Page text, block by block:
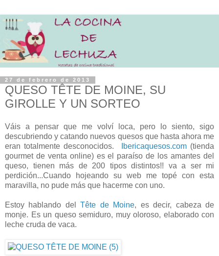
27 de febrero de 2013
QUESO TÊTE DE MOINE, SU
GIROLLE Y UN SORTEO
Váis a pensar que me volví loca, pero lo siento, sigo
descubriendo y catando nuevos quesos que hasta ahora me
eran totalmente desconocidos.
Ibericaquesos.com (tienda
gourmet de venta online) es el paraíso de los amantes del
queso, tienen más de 200 tipos distintos!! va a ser mi
perdición...Cuando hojeando su web me topé con esta
maravilla, no pude más que hacerme con uno.
Estoy hablando delTête de Moine, es decir, cabeza de
monje. Es un queso semiduro, muy oloroso, elaborado con
leche cruda de vaca.